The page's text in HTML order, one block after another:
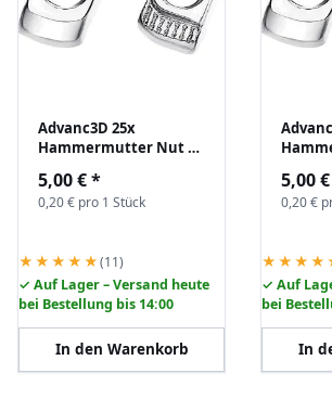
Advanc3D 25x
Hammermutter Nut 6
Aluprofil Nutenstein
5,00 €*
0,20 € pro 1 Stück
★★★★★(11)
✓ Auf Lager – Versand heute
bei Bestellung bis 14:00
In den Warenkorb
5,00 €
0,20 €
✓ Auf
bei
In